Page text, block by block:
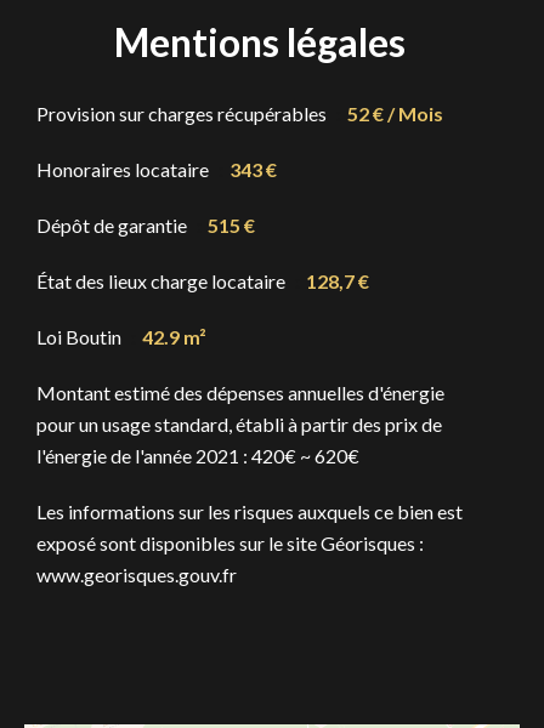
Mentions légales
Provision sur charges récupérables 52 € / Mois
Honoraires locataire 343 €
Dépôt de garantie 515 €
État des lieux charge locataire 128,7 €
Loi Boutin 42.9 m²
Montant estimé des dépenses annuelles d'énergie
pour un usage standard, établi à partir des prix de
l'énergie de l'année 2021 : 420€ ~ 620€
Les informations sur les risques auxquels ce bien est
exposé sont disponibles sur le site Géorisques :
www.georisques.gouv.fr